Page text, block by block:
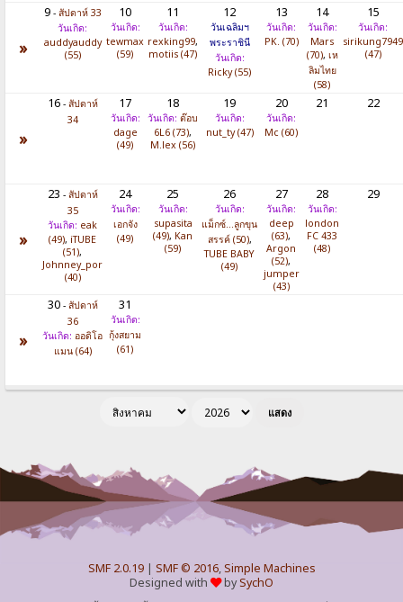
»
9- สัปดาห์ 33
วันเกิด:
auddyauddy
(55)
10
วันเกิด:
tewmax
(59)
11
วันเกิด:
rexking99,
motiis (47)
12
วันเฉลิมฯ
พระราชินี
วันเกิด:
Ricky (55)
13
วันเกิด:
PK. (70)
14
วันเกิด:
Mars
(70), เห
ลิมไทย
(58)
15
วันเกิด:
sirikung7949
(47)
»
16- สัปดาห์
34
17
วันเกิด:
dage
(49)
18
วันเกิด: ต๊อบ
6L6 (73),
M.lex (56)
19
วันเกิด:
nut_ty (47)
20
วันเกิด:
Mc (60)
21 22
»
23 - สัปดาห์
35
วันเกิด: eak
(49), iTUBE
(51),
Johnney_por
(40)
24
วันเกิด:
เอกจัง
(49)
25
วันเกิด:
supasita
(49), Kan
(59)
26
วันเกิด:
แม็กซ์...ลูกขุน
สรรค์ (50),
TUBE BABY
(49)
27
วันเกิด:
deep
(63),
Argon
(52),
jumper
(43)
28
วันเกิด:
london
FC 433
(48)
29
»
30- สัปดาห์
36
วันเกิด: ออดิโอ
แมน (64)
31
วันเกิด:
กุ้งสยาม
(61)
SMF 2.0.19| SMF © 2016,Simple Machines
Designed with
bySychO